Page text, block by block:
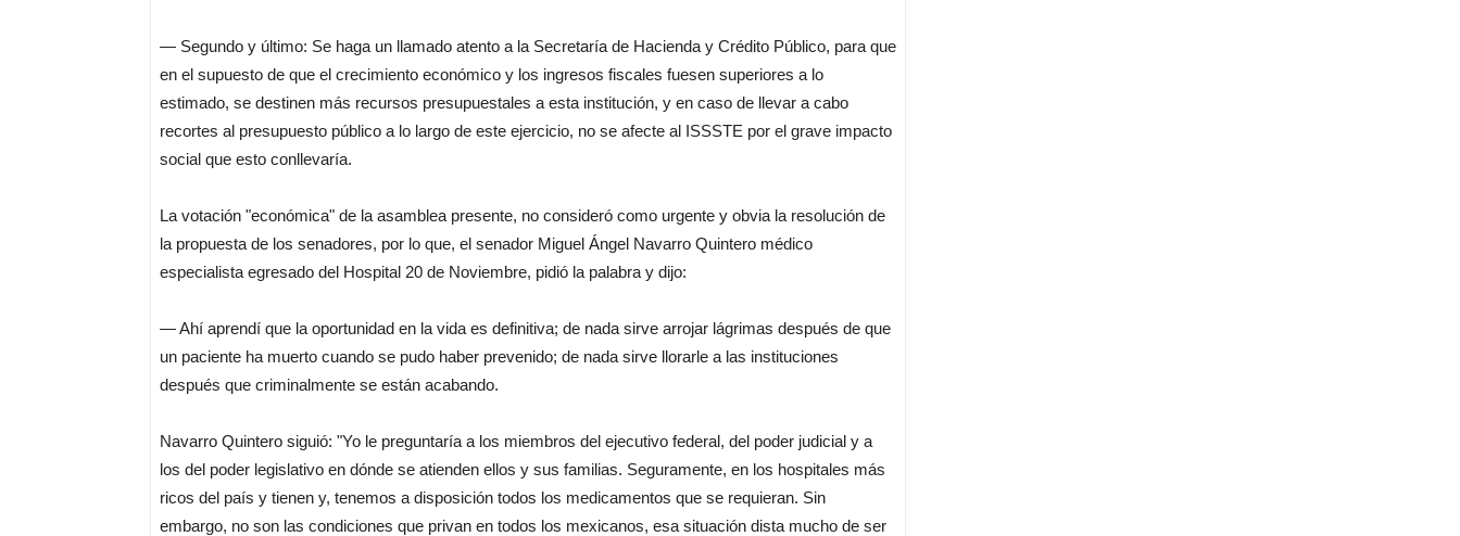
— Segundo y último: Se haga un llamado atento a la Secretaría de Hacienda y Crédito Público, para que
en el supuesto de que el crecimiento económico y los ingresos fiscales fuesen superiores a lo
estimado, se destinen más recursos presupuestales a esta institución, y en caso de llevar a cabo
recortes al presupuesto público a lo largo de este ejercicio, no se afecte al ISSSTE por el grave impacto
social que esto conllevaría.
La votación "económica" de la asamblea presente, no consideró como urgente y obvia la resolución de
la propuesta de los senadores, por lo que, el senador Miguel Ángel Navarro Quintero médico
especialista egresado del Hospital 20 de Noviembre, pidió la palabra y dijo:
— Ahí aprendí que la oportunidad en la vida es definitiva; de nada sirve arrojar lágrimas después de que
un paciente ha muerto cuando se pudo haber prevenido; de nada sirve llorarle a las instituciones
después que criminalmente se están acabando.
Navarro Quintero siguió: "Yo le preguntaría a los miembros del ejecutivo federal, del poder judicial y a
los del poder legislativo en dónde se atienden ellos y sus familias. Seguramente, en los hospitales más
ricos del país y tienen y, tenemos a disposición todos los medicamentos que se requieran. Sin
embargo, no son las condiciones que privan en todos los mexicanos, esa situación dista mucho de ser